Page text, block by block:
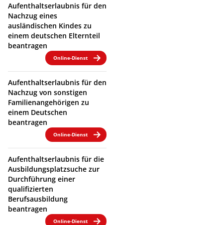
Aufenthaltserlaubnis für den
Nachzug eines
ausländischen Kindes zu
einem deutschen Elternteil
beantragen
Online-Dienst
Aufenthaltserlaubnis für den
Nachzug von sonstigen
Familienangehörigen zu
einem Deutschen
beantragen
Online-Dienst
Aufenthaltserlaubnis für die
Ausbildungsplatzsuche zur
Durchführung einer
qualifizierten
Berufsausbildung
beantragen
Online-Dienst